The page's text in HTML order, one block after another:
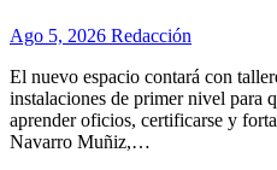
Ago 5, 2026 Redacción
El nuevo espacio contará con
instalaciones de primer nivel para
aprender oficios, certificarse y
Navarro Muñiz,…